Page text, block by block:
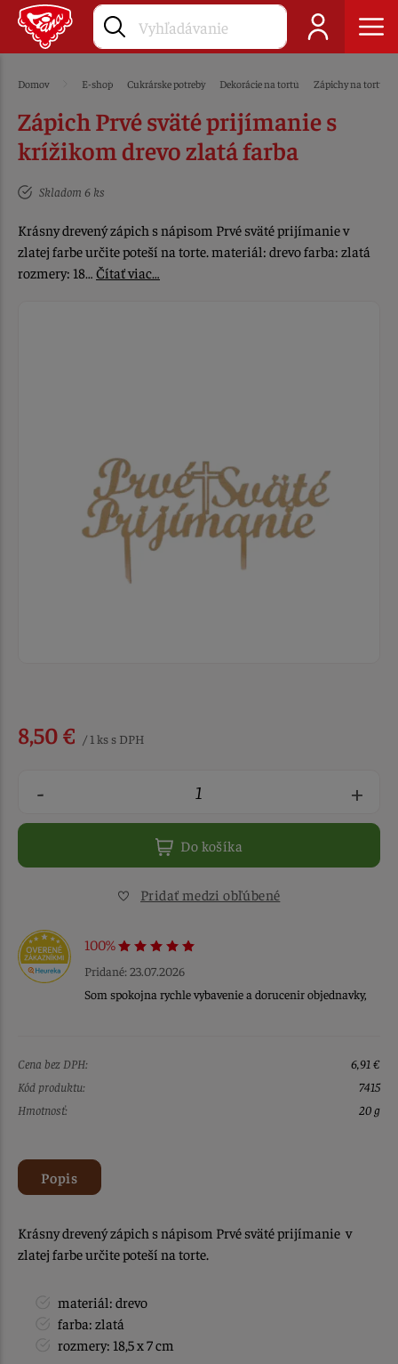
Domov E-shop Cukrárske potreby Dekorácie na tortu Zápichy na tortu
Zápich Prvé sväté prijímanie s
krížikom drevo zlatá farba
Skladom 6 ks
Krásny drevený zápich s nápisom Prvé sväté prijímanie v
zlatej farbe určite poteší na torte. materiál: drevo farba: zlatá
rozmery: 18… Čítať viac…
8,50 € / 1 ks s DPH
- +
Do košíka
Pridať medzi obľúbené
100%
Pridané: 23.07.2026
Som spokojna rychle vybavenie a dorucenir objednavky,
Cena bez DPH:
6,91 €
Kód produktu:
7415
Hmotnosť:
20 g
Popis
Krásny drevený zápich s nápisom Prvé sväté prijímanie v
zlatej farbe určite poteší na torte.
materiál: drevo
farba: zlatá
rozmery: 18,5 x 7 cm